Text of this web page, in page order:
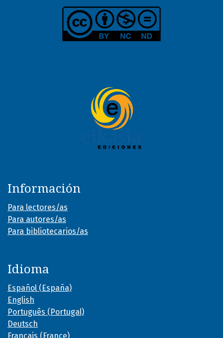
Información
Para lectores/as
Para autores/as
Para bibliotecarios/as
Idioma
Español (España)
English
Português (Portugal)
Deutsch
Français (France)